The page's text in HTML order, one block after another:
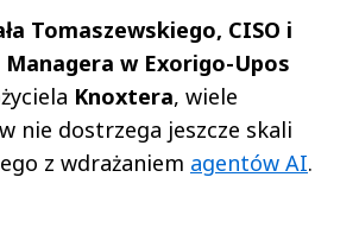
Tomaszewskiego, CISO i
w Exorigo-Upos
Knoxtera, wiele
nie dostrzega jeszcze skali
z wdrażaniem agentów AI.